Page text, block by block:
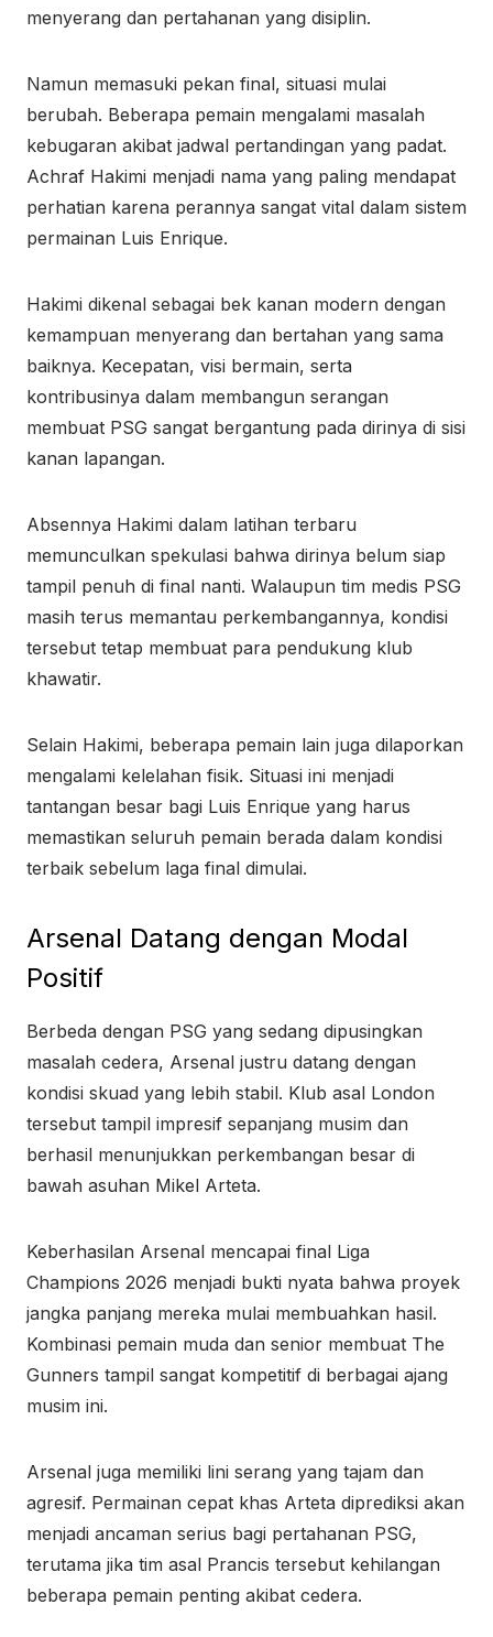
menyerang dan pertahanan yang disiplin.
Namun memasuki pekan final, situasi mulai
berubah. Beberapa pemain mengalami masalah
kebugaran akibat jadwal pertandingan yang padat.
Achraf Hakimi menjadi nama yang paling mendapat
perhatian karena perannya sangat vital dalam sistem
permainan Luis Enrique.
Hakimi dikenal sebagai bek kanan modern dengan
kemampuan menyerang dan bertahan yang sama
baiknya. Kecepatan, visi bermain, serta
kontribusinya dalam membangun serangan
membuat PSG sangat bergantung pada dirinya di sisi
kanan lapangan.
Absennya Hakimi dalam latihan terbaru
memunculkan spekulasi bahwa dirinya belum siap
tampil penuh di final nanti. Walaupun tim medis PSG
masih terus memantau perkembangannya, kondisi
tersebut tetap membuat para pendukung klub
khawatir.
Selain Hakimi, beberapa pemain lain juga dilaporkan
mengalami kelelahan fisik. Situasi ini menjadi
tantangan besar bagi Luis Enrique yang harus
memastikan seluruh pemain berada dalam kondisi
terbaik sebelum laga final dimulai.
Arsenal Datang dengan Modal
Positif
Berbeda dengan PSG yang sedang dipusingkan
masalah cedera, Arsenal justru datang dengan
kondisi skuad yang lebih stabil. Klub asal London
tersebut tampil impresif sepanjang musim dan
berhasil menunjukkan perkembangan besar di
bawah asuhan Mikel Arteta.
Keberhasilan Arsenal mencapai final Liga
Champions 2026 menjadi bukti nyata bahwa proyek
jangka panjang mereka mulai membuahkan hasil.
Kombinasi pemain muda dan senior membuat The
Gunners tampil sangat kompetitif di berbagai ajang
musim ini.
Arsenal juga memiliki lini serang yang tajam dan
agresif. Permainan cepat khas Arteta diprediksi akan
menjadi ancaman serius bagi pertahanan PSG,
terutama jika tim asal Prancis tersebut kehilangan
beberapa pemain penting akibat cedera.